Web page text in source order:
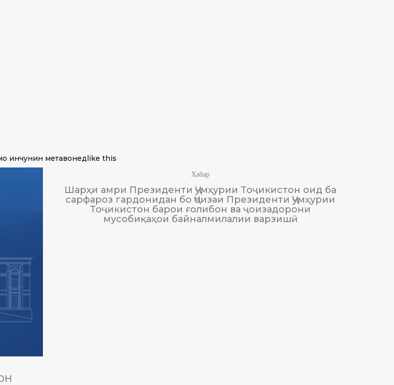
инчунин метавонедlike this
Хабар
Шарҳи амри Президенти Ҷумҳурии Тоҷикистон оид ба
сарфароз гардонидан бо Ҷоизаи Президенти Ҷумҳурии
Тоҷикистон барои ғолибон ва ҷоизадорони
мусобиқаҳои байналмилалии варзишӣ